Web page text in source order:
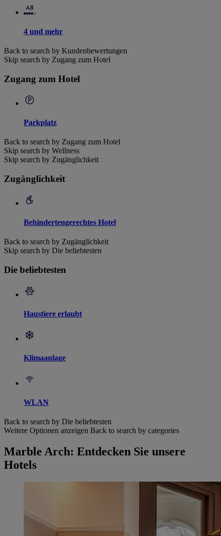
4 und mehr
Back to search by Kundenbewertungen
Skip search by Zugang zum Hotel
Zugang zum Hotel
Parkplatz
Back to search by Zugang zum Hotel
Skip search by Wellness
Skip search by Zugänglichkeit
Zugänglichkeit
Behindertengerechtes Hotel
Back to search by Zugänglichkeit
Skip search by Die beliebtesten
Die beliebtesten
Haustiere erlaubt
Klimaanlage
WLAN
Back to search by Die beliebtesten
Weitere Optionen anzeigen Back to search by categories
Marble Arch: Entdecken Sie unsere
Hotels